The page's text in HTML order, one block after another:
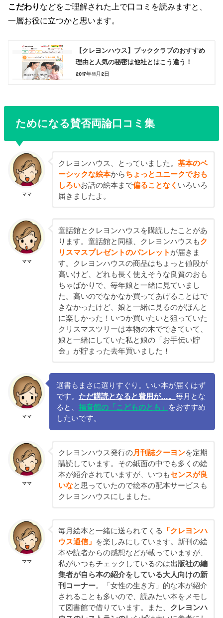
こだわり などをご理解された上で口コミを読みますと、
一層お役に立つかと思います。
【クレヨンハウス】ブッククラブのおすすめ
理由と人気の秘密は他社とはこう違う！
2017年11月2日
ためになる賛否両論口コミ集
ママ
クレヨンハウス、とっていました。基本のベ
ーシックな絵本からちょっとユニークでおも
しろいお話の絵本まで偏ることなく いろいろ
届きましたよ。
ママ
童話館とクレヨンハウスを購読したことがあ
ります。童話館と同様、クレヨンハウスもク
リスマスプレゼントのパンレット が届きま
す。クレヨンハウスの商品はちょっと値段が
高いけど、どれも長く使えそうな良質のおも
ちゃばかりで、毎年娘と一緒に見ていまし
た。高いのでなかなか買ってあげることはで
きなかったけど、娘と一緒に見るのがほんと
に楽しかった！いつか買いたいと狙っていた
クリスマスツリーは本物の木でできていて、
娘と一緒にしていた私と娘の「お手伝い貯
金」が貯まった去年買いました！
ママ
選書もまさに選りすぐり。いい本が届くはず
です。 ただ購読となると費用が…。 毎月とな
ると、 福音館の「こどものとも」
をおすすめ
したいです。
ママ
クレヨンハウス発行の月刊誌クーヨンを定期
購読しています。その紙面の中でも多くの絵
本が紹介されていますが、いつもセンスが良
いなと思っていたので絵本の配本サービスも
クレヨンハウスにしました。
ママ
毎月絵本と一緒に送られてくる
「クレヨンハ
ウス通信」
を楽しみにしています。新刊の絵
本や読者からの感想などが載っていますが、
私がいつもチェックしているのは出版社の編
集者が自ら本の紹介をしている大人向けの新
刊コーナー。「女性の生き方」的な本が紹介
されることも多いので、読みたい本をメモし
て図書館で借りています。また、 クレヨンハ